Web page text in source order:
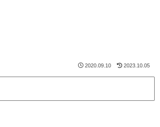
2020.09.10 2023.10.05